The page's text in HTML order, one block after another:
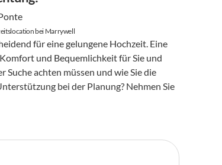
bei Marrywell
für eine gelungene Hochzeit. Eine
und Bequemlichkeit für Sie und
Suche achten müssen und wie Sie die